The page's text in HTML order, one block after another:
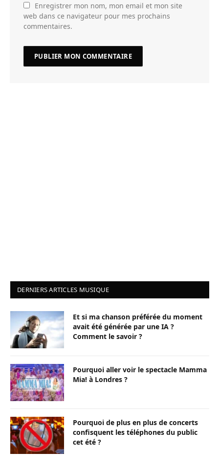
Enregistrer mon nom, mon email et mon site
web dans ce navigateur pour mes prochains
commentaires.
DERNIERS ARTICLES MUSIQUE
Et si ma chanson préférée du moment
avait été générée par une IA ?
Comment le savoir ?
Pourquoi aller voir le spectacle Mamma
Mia! à Londres ?
Pourquoi de plus en plus de concerts
confisquent les téléphones du public
cet été ?